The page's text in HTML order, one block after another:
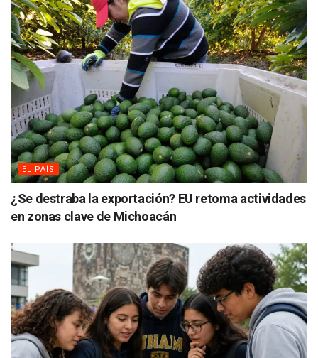
EL PAÍS
¿Se destraba la exportación? EU retoma actividades
en zonas clave de Michoacán